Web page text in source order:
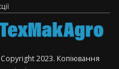
2023. Копіювання